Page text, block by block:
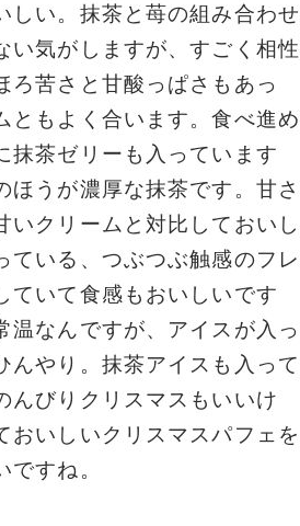
しい。抹茶と苺の組み合わせ
い気がしますが、すごく相性
ろ苦さと甘酸っぱさもあっ
ともよく合います。食べ進め
抹茶ゼリーも入っています
ほうが濃厚な抹茶です。甘さ
いクリームと対比しておいし
ている、つぶつぶ触感のフレ
ていて食感もおいしいです
温なんですが、アイスが入っ
んやり。抹茶アイスも入って
んびりクリスマスもいいけ
おいしいクリスマスパフェを
すね。